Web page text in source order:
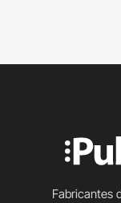
Fabricantes